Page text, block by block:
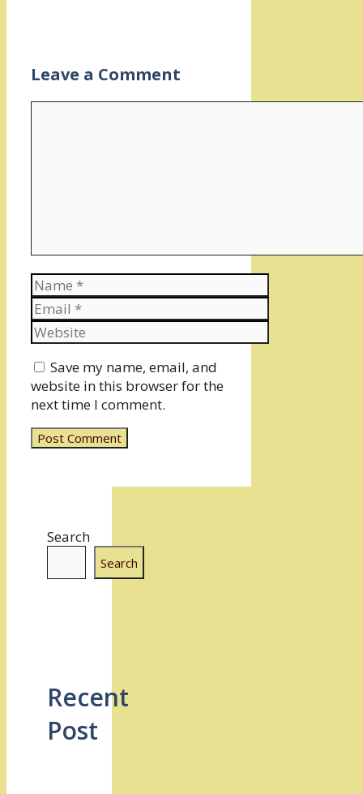
Leave a Comment
Name
Email
Website
Save my name, email, and
website in this browser for the
next time I comment.
Search
Search
Recent
Post